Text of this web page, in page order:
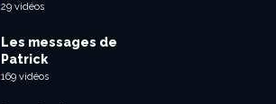
29 vidéos
Les messages de
Patrick
169 vidéos